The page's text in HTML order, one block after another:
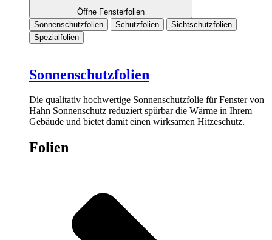
Öffne Fensterfolien
Sonnenschutzfolien
Schutzfolien
Sichtschutzfolien
Spezialfolien
Sonnenschutzfolien
Die qualitativ hochwertige Sonnenschutzfolie für Fenster von
Hahn Sonnenschutz reduziert spürbar die Wärme in Ihrem
Gebäude und bietet damit einen wirksamen Hitzeschutz.
Folien